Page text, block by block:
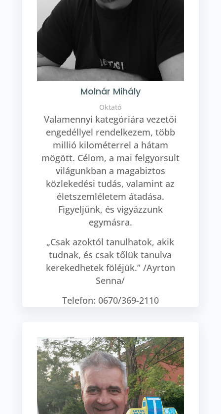
Molnár Mihály
Oktató
Valamennyi kategóriára vezetői
engedéllyel rendelkezem, több
millió kilométerrel a hátam
mögött. Célom, a mai felgyorsult
világunkban a magabiztos
közlekedési tudás, valamint az
életszemléletem átadása.
Figyeljünk, és vigyázzunk
egymásra.
„Csak azoktól tanulhatok, akik
tudnak, és csak tőlük tanulva
kerekedhetek föléjük.” /Ayrton
Senna/
Telefon: 0670/369-2110